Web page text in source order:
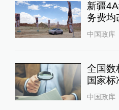
新疆
务费均
中国政库
全国数
国家标
中国政库